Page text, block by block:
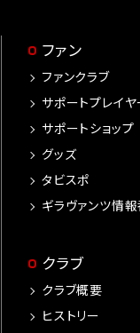
ファン
ファンクラブ
サポートプレイヤ
サポートショップ
グッズ
タビスポ
ギラヴァンツ情
クラブ
クラブ概要
ヒストリー